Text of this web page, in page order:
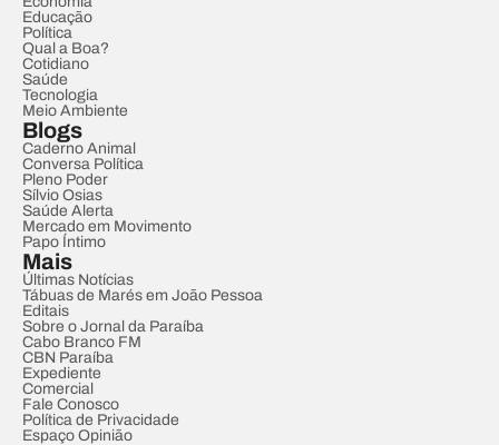
Educação
Política
Qual a Boa?
Cotidiano
Saúde
Tecnologia
Meio Ambiente
Blogs
Caderno Animal
Conversa Política
Pleno Poder
Sílvio Osias
Saúde Alerta
Mercado em Movimento
Papo Íntimo
Mais
Últimas Notícias
Tábuas de Marés em João Pessoa
Editais
Sobre o Jornal da Paraíba
Cabo Branco FM
CBN Paraíba
Expediente
Comercial
Fale Conosco
Política de Privacidade
Espaço Opinião